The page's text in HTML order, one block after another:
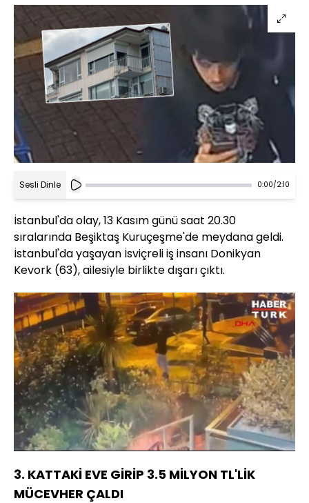
Sesli Dinle 0:00/2:10
İstanbul'da olay, 13 Kasım günü saat 20.30
sıralarında Beşiktaş Kuruçeşme'de meydana geldi.
İstanbul'da yaşayan İsviçreli iş insanı Donikyan
Kevork (63), ailesiyle birlikte dışarı çıktı.
Sesi
Aç
Yüklendi
30.60%
Oynatma
Hızı
3. KATTAKİ EVE GİRİP 3.5 MİLYON TL'LİK
MÜCEVHER ÇALDI